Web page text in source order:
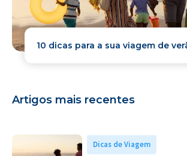
10 dicas para a sua viagem de
Artigos mais recentes
Dicas de Viagem